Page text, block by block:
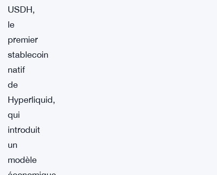
USDH,
le
premier
stablecoin
natif
de
Hyperliquid,
qui
introduit
un
modèle